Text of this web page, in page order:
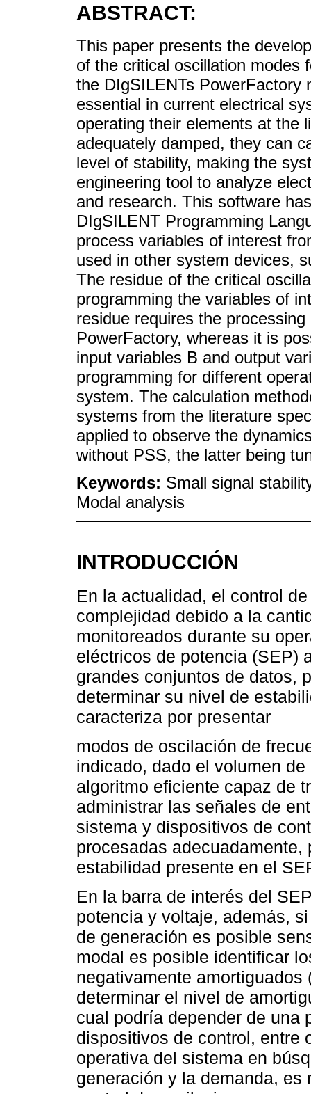
ABSTRACT:
This paper presents the
of the critical oscillation modes
the DIgSILENTs PowerFactory
essential in current electrical
operating their elements at the
adequately damped, they can
level of stability, making the
engineering tool to analyze
and research. This software
DIgSILENT Programming
process variables of interest
used in other system devices,
The residue of the critical
programming the variables of
residue requires the
PowerFactory, whereas it is
input variables B and output
programming for different
system. The calculation
systems from the literature
applied to observe the
without PSS, the latter being
Keywords: Small signal
Modal analysis
INTRODUCCIÓN
En la actualidad, el control
complejidad debido a la
monitoreados durante su
eléctricos de potencia (SEP)
grandes conjuntos de datos,
determinar su nivel de
caracteriza por presentar
modos de oscilación de
indicado, dado el volumen
algoritmo eficiente capaz de
administrar las señales de
sistema y dispositivos de
procesadas
estabilidad presente en el
En la barra de interés del
potencia y voltaje, además,
de generación es posible
modal es posible identificar
negativamente
determinar el nivel de
cual podría depender de una
dispositivos de control, entre
operativa del sistema en
generación y la demanda,